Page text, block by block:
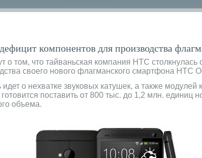
компонентов для производства
о том, что тайваньская компания HTC
своего нового флагманского смартфона HTC
о нехватке звуковых катушек, а также
поставить от 800 тыс. до 1,2 млн. единиц
объема.